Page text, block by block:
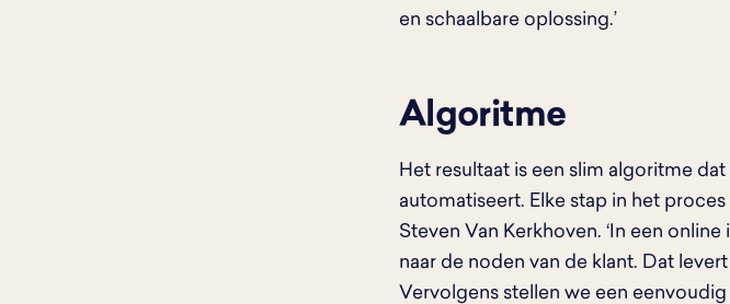
en schaalbare oplossing.’
Algoritme
Het resultaat is een slim algoritme
automatiseert. Elke stap in het
Steven Van Kerkhoven. ‘In een
naar de noden van de klant. Dat
Vervolgens stellen we een